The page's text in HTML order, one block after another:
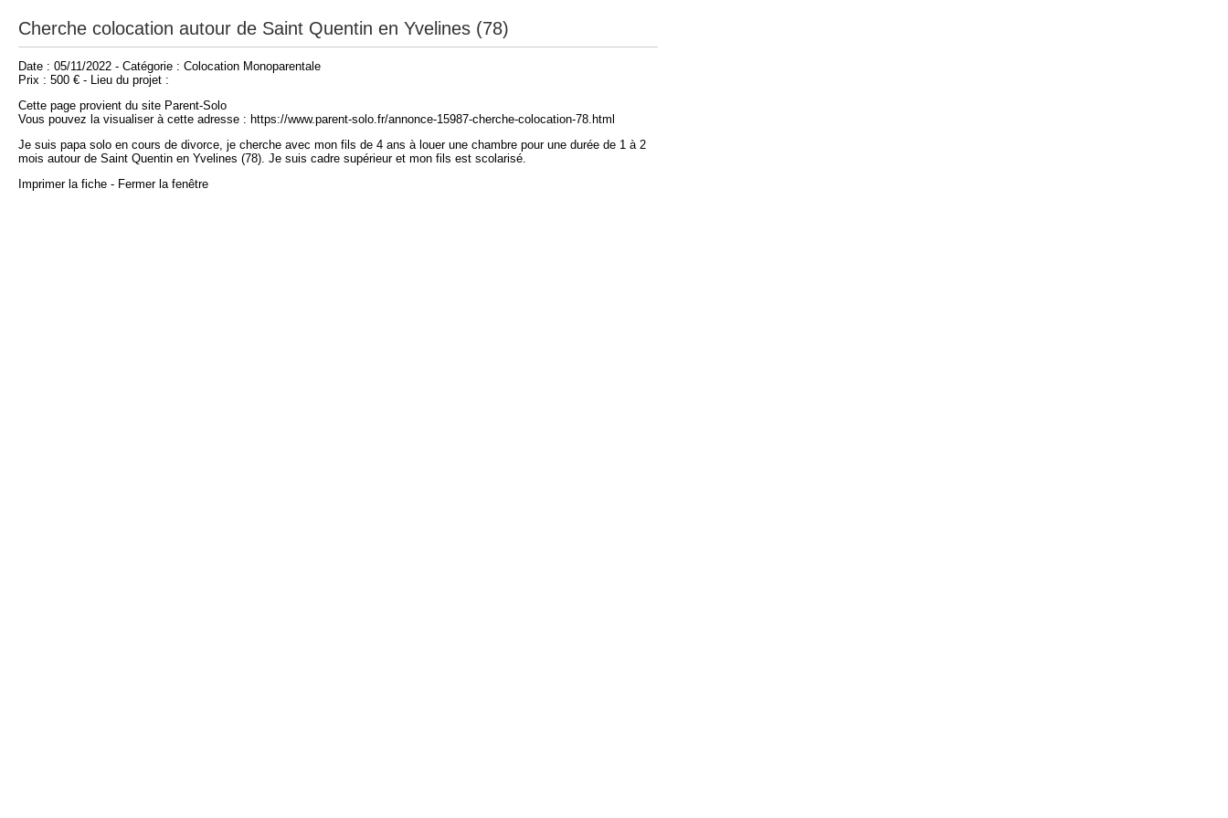
Cherche colocation autour de Saint Quentin en Yvelines (78)
Date : 05/11/2022 - Catégorie : Colocation Monoparentale
Prix : 500 € - Lieu du projet :
Cette page provient du site Parent-Solo
Vous pouvez la visualiser à cette adresse : https://www.parent-solo.fr/annonce-15987-cherche-colocation-78.html
Je suis papa solo en cours de divorce, je cherche avec mon fils de 4 ans à louer une chambre pour une durée de 1 à 2
mois autour de Saint Quentin en Yvelines (78). Je suis cadre supérieur et mon fils est scolarisé.
Imprimer la fiche - Fermer la fenêtre